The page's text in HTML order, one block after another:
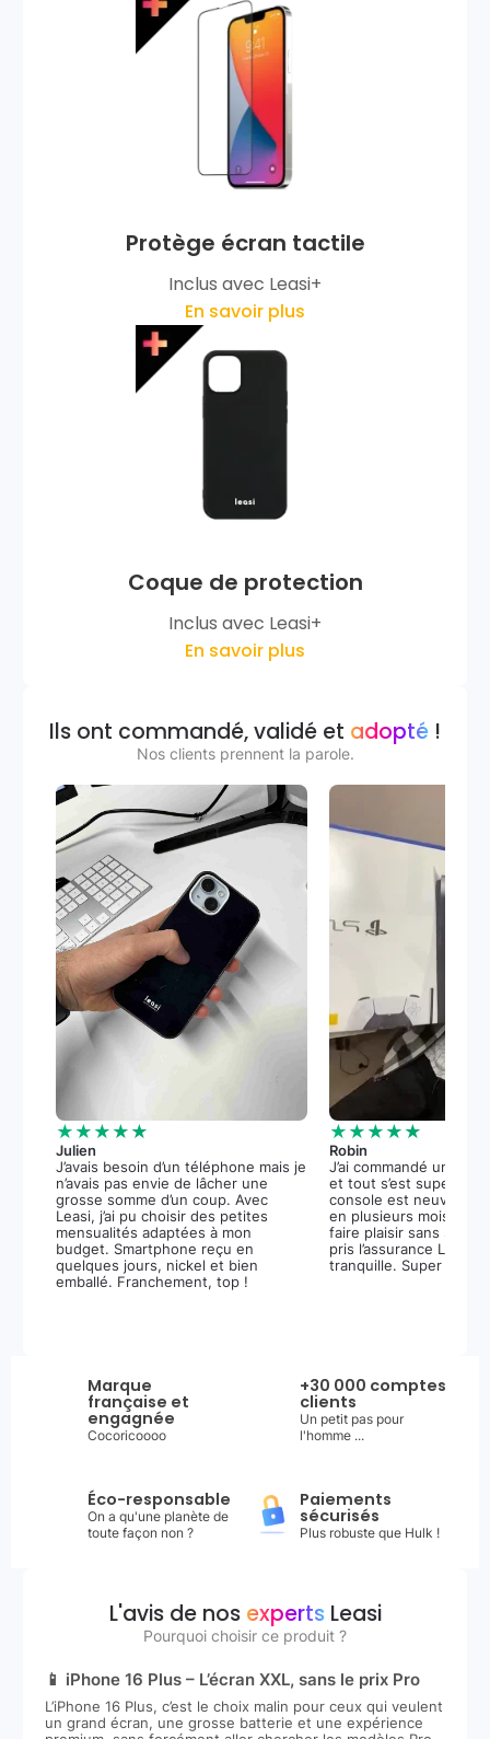
Protège écran tactile
Inclus avec Leasi+
En savoir plus
Coque de protection
Inclus avec Leasi+
En savoir plus
Ils ont commandé, validé et adopté !
Nos clients prennent la parole.
★★★★★
Julien
J’avais besoin d’un téléphone mais je
n’avais pas envie de lâcher une
grosse somme d’un coup. Avec
Leasi, j’ai pu choisir des petites
mensualités adaptées à mon
budget. Smartphone reçu en
quelques jours, nickel et bien
emballé. Franchement, top !
★★★★★
Robin
J’ai commandé une
et tout s’est super
console est neuve, et
en plusieurs mois m’a
faire plaisir sans stress.
pris l’assurance
tranquille. Super
Marque
française et
engagnée
Cocoricoooo
+30 000 comptes
clients
Un petit pas pour
l'homme ...
Éco-responsable
On a qu'une planète de
toute façon non ?
Paiements
sécurisés
Plus robuste que Hulk !
L'avis de nos expertsLeasi
Pourquoi choisir ce produit ?
📱 iPhone 16 Plus – L’écran XXL, sans le prix Pro
L’iPhone 16 Plus, c’est le choix malin pour ceux qui veulent
un grand écran, une grosse batterie et une expérience